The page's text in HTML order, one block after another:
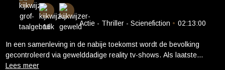
Kinderfeestjes
Privébioscoop of zaalhuur
ABONNEMENT
Alle informatie
Actie - Thriller - Scienefiction • 02:13:00
In een samenleving in de nabije toekomst wordt de bevolking
gecontroleerd via gewelddadige reality tv-shows. Als laatste
redmiddel om zijn stervende dochter te redden, doet huisvader